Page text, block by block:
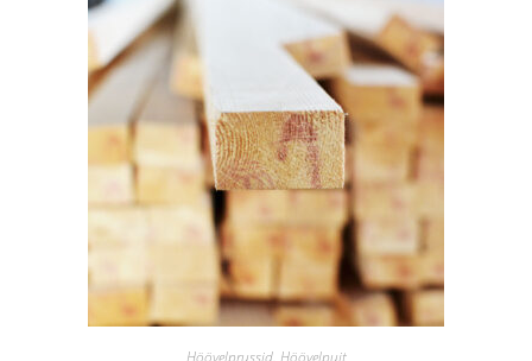
teha
tootelehel.
Höövelprussid, Höövelpuit